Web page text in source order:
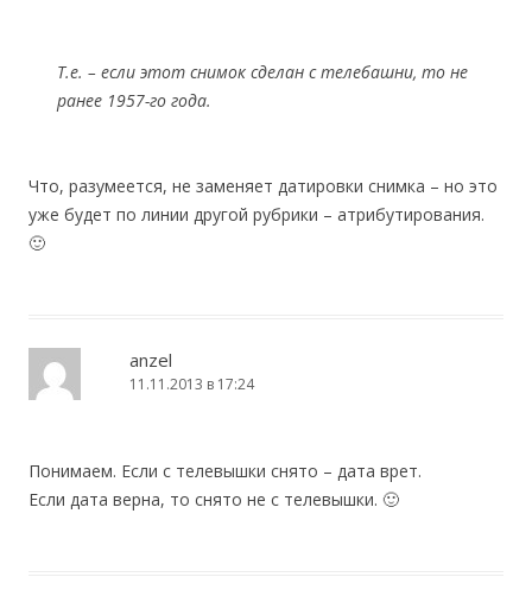
Т.е. – если этот снимок сделан с телебашни, то не
ранее 1957-го года.
Что, разумеется, не заменяет датировки снимка – но это
уже будет по линии другой рубрики – атрибутирования.
🙂
anzel
11.11.2013 в 17:24
Понимаем. Если с телевышки снято – дата врет.
Если дата верна, то снято не с телевышки. 🙂